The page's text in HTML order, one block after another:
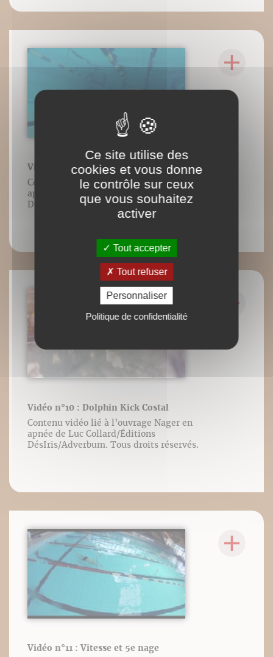
Vidéo n°9 : Entraînement à la 5e nage
Contenu vidéo lié à l’ouvrage Nager en
apnée de Luc Collard/Éditions
DésIris/Adverbum. Tous droits réservés.
Vidéo n°10 : Dolphin Kick Costal
Contenu vidéo lié à l’ouvrage Nager en
apnée de Luc Collard/Éditions
DésIris/Adverbum. Tous droits réservés.
Vidéo n°11 : Vitesse et 5e nage
Ce site utilise des
cookies et vous donne
le contrôle sur ceux
que vous souhaitez
activer
Tout accepter
Tout refuser
Personnaliser
Politique de confidentialité